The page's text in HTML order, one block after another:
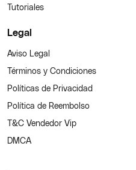
Tutoriales
Legal
Aviso Legal
Términos y Condiciones
Políticas de Privacidad
Política de Reembolso
T&C Vendedor Vip
DMCA